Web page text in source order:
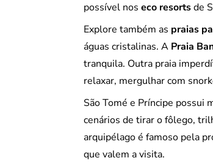
possível nos eco resortsde
Explore também as praias
águas cristalinas. A Praia
tranquila. Outra praia
relaxar, mergulhar com
São Tomé e Príncipe possui
cenários de tirar o fôlego,
arquipélago é famoso pela
que valem a visita.